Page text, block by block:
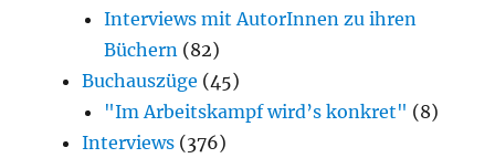
Interviews mit AutorInnen zu ihren
Büchern (82)
Buchauszüge (45)
"Im Arbeitskampf wird’s konkret" (8)
Interviews (376)